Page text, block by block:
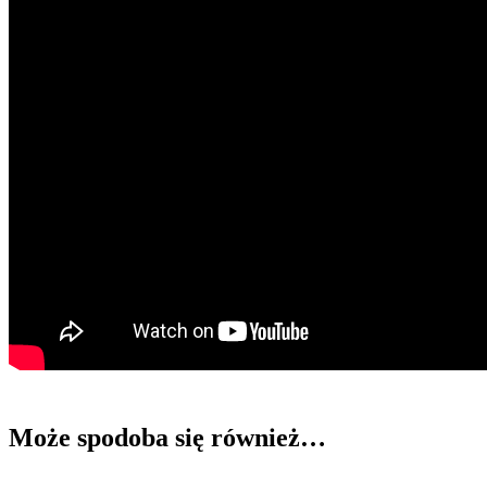
Może spodoba się również…